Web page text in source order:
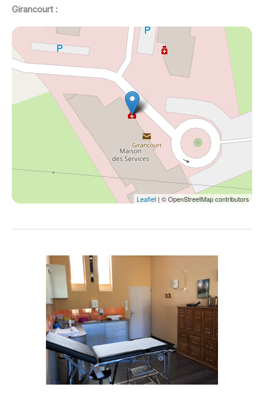
Girancourt :
Leaflet | © OpenStreetMap contributors